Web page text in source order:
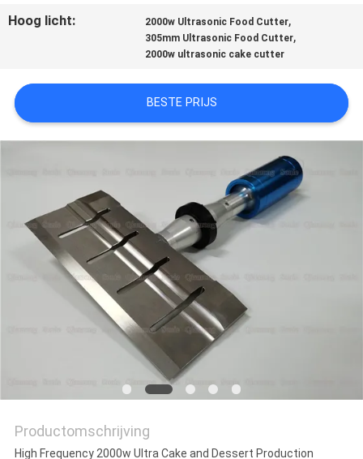
ONS
NIEUWS
GEVALLEN
OFFERTE
AANVRAGEN
SITEMAP
PRIVACYBELEID
Hoog licht: 2000w Ultrasonic Food Cutter,
305mm Ultrasonic Food Cutter,
2000w ultrasonic cake cutter
BESTE PRIJS
Productomschrijving
High Frequency 2000w Ultra Cake and Dessert Production